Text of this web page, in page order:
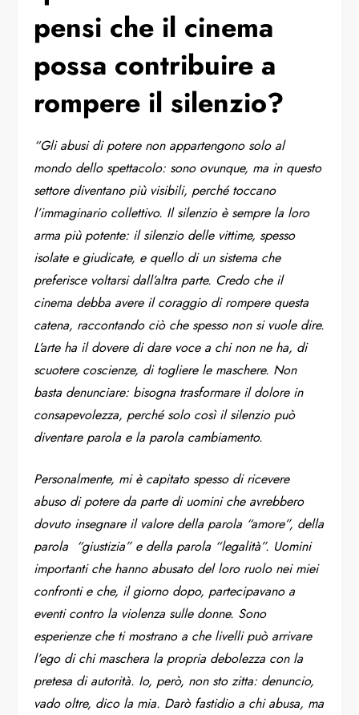
pensi che il cinema
possa contribuire a
rompere il silenzio?
“Gli abusi di potere non appartengono solo al
mondo dello spettacolo: sono ovunque, ma in questo
settore diventano più visibili, perché toccano
l’immaginario collettivo. Il silenzio è sempre la loro
arma più potente: il silenzio delle vittime, spesso
isolate e giudicate, e quello di un sistema che
preferisce voltarsi dall’altra parte. Credo che il
cinema debba avere il coraggio di rompere questa
catena, raccontando ciò che spesso non si vuole dire.
L’arte ha il dovere di dare voce a chi non ne ha, di
scuotere coscienze, di togliere le maschere. Non
basta denunciare: bisogna trasformare il dolore in
consapevolezza, perché solo così il silenzio può
diventare parola e la parola cambiamento.
Personalmente, mi è capitato spesso di ricevere
abuso di potere da parte di uomini che avrebbero
dovuto insegnare il valore della parola “amore”, della
parola “giustizia” e della parola “legalità”. Uomini
importanti che hanno abusato del loro ruolo nei miei
confronti e che, il giorno dopo, partecipavano a
eventi contro la violenza sulle donne. Sono
esperienze che ti mostrano a che livelli può arrivare
l’ego di chi maschera la propria debolezza con la
pretesa di autorità. Io, però, non sto zitta: denuncio,
vado oltre, dico la mia. Darò fastidio a chi abusa, ma